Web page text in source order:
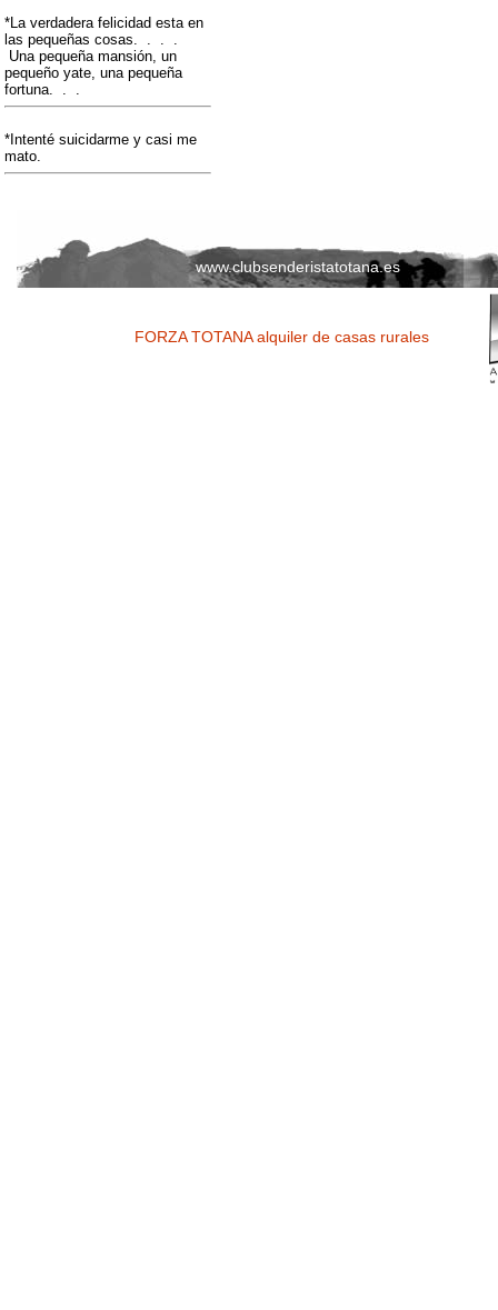
*La verdadera felicidad esta en
las pequeñas cosas. . . .
Una pequeña mansión, un
pequeño yate, una pequeña
fortuna. . .
*Intenté suicidarme y casi me
mato.
www.clubsenderistatotana.es
FORZA TOTANA alquiler de casas rurales